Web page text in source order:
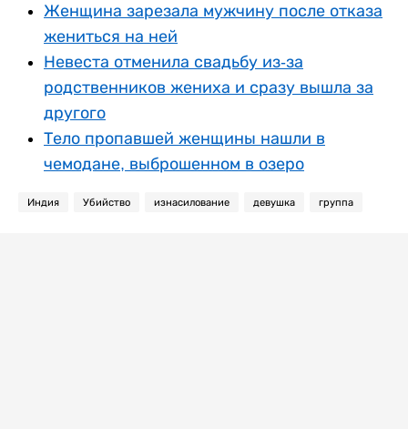
Женщина зарезала мужчину после отказа
жениться на ней
Невеста отменила свадьбу из-за
родственников жениха и сразу вышла за
другого
Тело пропавшей женщины нашли в
чемодане, выброшенном в озеро
Индия Убийство изнасилование девушка группа